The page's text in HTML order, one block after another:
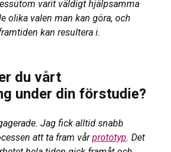
varit väldigt hjälpsamma
olika valen man kan göra, och
kan resultera i.
du vårt
under din förstudie?
Jag fick alltid snabb
att ta fram vårprototyp. Det